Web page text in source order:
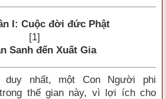
I: Cuộc đời đức Phật
[1]
Sanh đến Xuất Gia
duy nhất, một Con Người phi
thế gian này, vì lợi ích cho